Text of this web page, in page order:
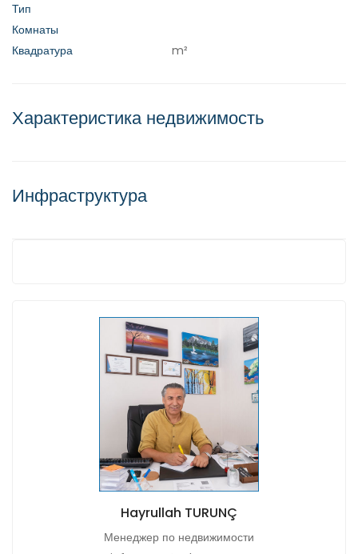
Тип
Комнаты
Квадратура
m²
Характеристика недвижимость
Инфраструктура
Hayrullah TURUNÇ
Менеджер по недвижимости